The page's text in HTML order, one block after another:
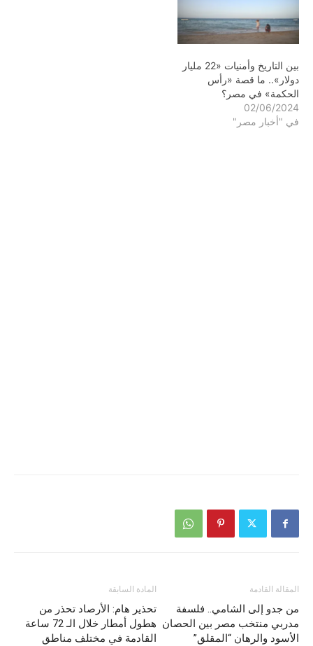
بين التاريخ وأمنيات «22 مليار
دولار».. ما قصة «رأس
الحكمة» في مصر؟
02/06/2024
في "أخبار مصر"
المادة السابقة
تحذير هام: الأرصاد تحذر من
هطول أمطار خلال الـ 72 ساعة
القادمة في مختلف مناطق
المقالة القادمة
من جدو إلى الشامي.. فلسفة
مدربي منتخب مصر بين الحصان
الأسود والرهان “المقلق”